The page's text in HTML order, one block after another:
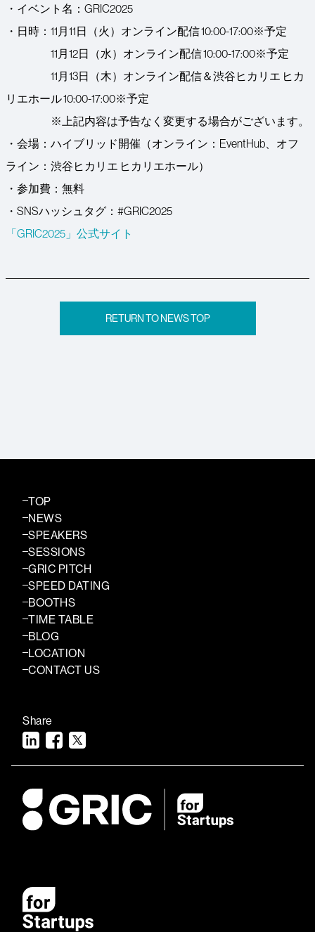
・イベント名：GRIC2025
・日時：11月11日（火）オンライン配信 10:00-17:00※予定
11月12日（水）オンライン配信 10:00-17:00※予定
11月13日（木）オンライン配信＆渋谷ヒカリエ ヒカ
リエホール 10:00-17:00※予定
※上記内容は予告なく変更する場合がございます。
・会場：ハイブリッド開催（オンライン：EventHub、オフ
ライン：渋谷ヒカリエ ヒカリエホール）
・参加費：無料
・SNSハッシュタグ：#GRIC2025
「GRIC2025」公式サイト
RETURN TO NEWS TOP
TOP
NEWS
SPEAKERS
SESSIONS
GRIC PITCH
SPEED DATING
BOOTHS
TIME TABLE
BLOG
LOCATION
CONTACT US
Share